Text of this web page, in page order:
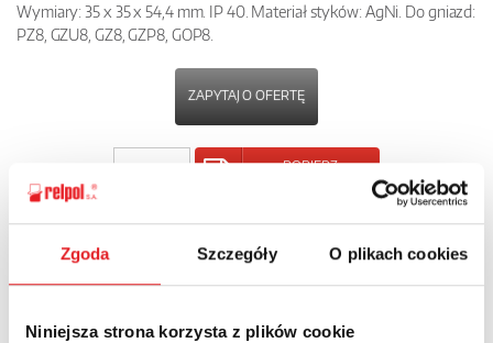
Zgoda Szczegóły O plikach cookies
Niniejsza strona korzysta z plików cookie
Wymiary: 35 x 35 x 54,4 mm. IP 40. Materiał styków: AgNi. Do gniazd:
PZ8, GZU8, GZ8, GZP8, GOP8.
ZAPYTAJ O OFERTĘ
POBIERZ
POWRÓT